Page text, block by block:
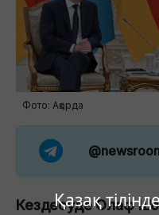
Қазақ
Фото: Ақорда
Кездесуде Олаф